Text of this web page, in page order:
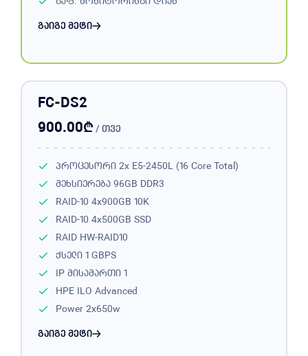
გაიგე მეტი
FC-DS2
900.00₾/ თვე
პროცესორი 2x E5-2450L (16 Core Total)
მეხსიერება 96GB DDR3
RAID-10 4x900GB 10K
RAID-10 4x500GB SSD
RAID HW-RAID10
ქსელი 1 GBPS
IP მისამართი 1
HPE ILO Advanced
Power 2x650w
გაიგე მეტი